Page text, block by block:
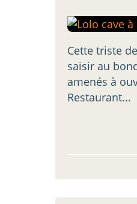
Cette triste
saisir au
amenés à
Restaurant...